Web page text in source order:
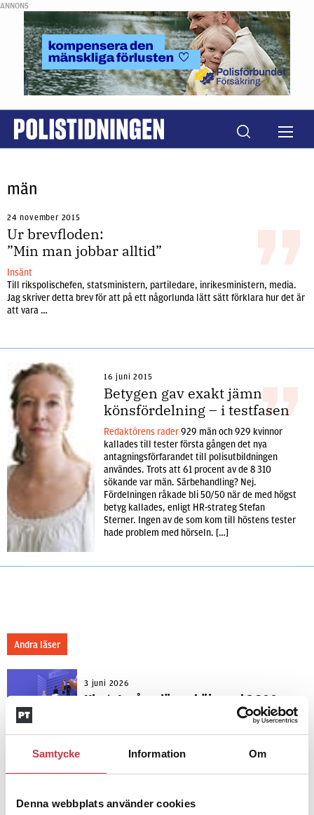
Samtycke Information Om
Denna webbplats använder cookies
ANNONS
män
24 november 2015
Ur brevfloden:
”Min man jobbar alltid”
Insänt
Till rikspolischefen, statsministern, partiledare, inrikesministern, media.
Jag skriver detta brev för att på ett någorlunda lätt sätt förklara hur det är
att vara …
16 juni 2015
Betygen gav exakt jämn
könsfördelning – i testfasen
Redaktörens rader 929 män och 929 kvinnor
kallades till tester första gången det nya
antagningsförfarandet till polisutbildningen
användes. Trots att 61 procent av de 8 310
sökande var män. Särbehandling? Nej.
Fördelningen råkade bli 50/50 när de med högst
betyg kallades, enligt HR-strateg Stefan
Sterner. Ingen av de som kom till höstens tester
hade problem med hörseln. […]
Andra läser
3 juni 2026
Klart: Ingångslönen höjs med 2 300
4 juni 2026
Insändare:Miljoner i sjön –
godtyckliga grunder